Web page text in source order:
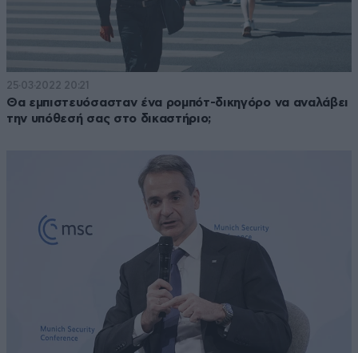
25·03·2022 20:21
Θα εμπιστευόσασταν ένα ρομπότ-δικηγόρο να αναλάβει
την υπόθεσή σας στο δικαστήριο;